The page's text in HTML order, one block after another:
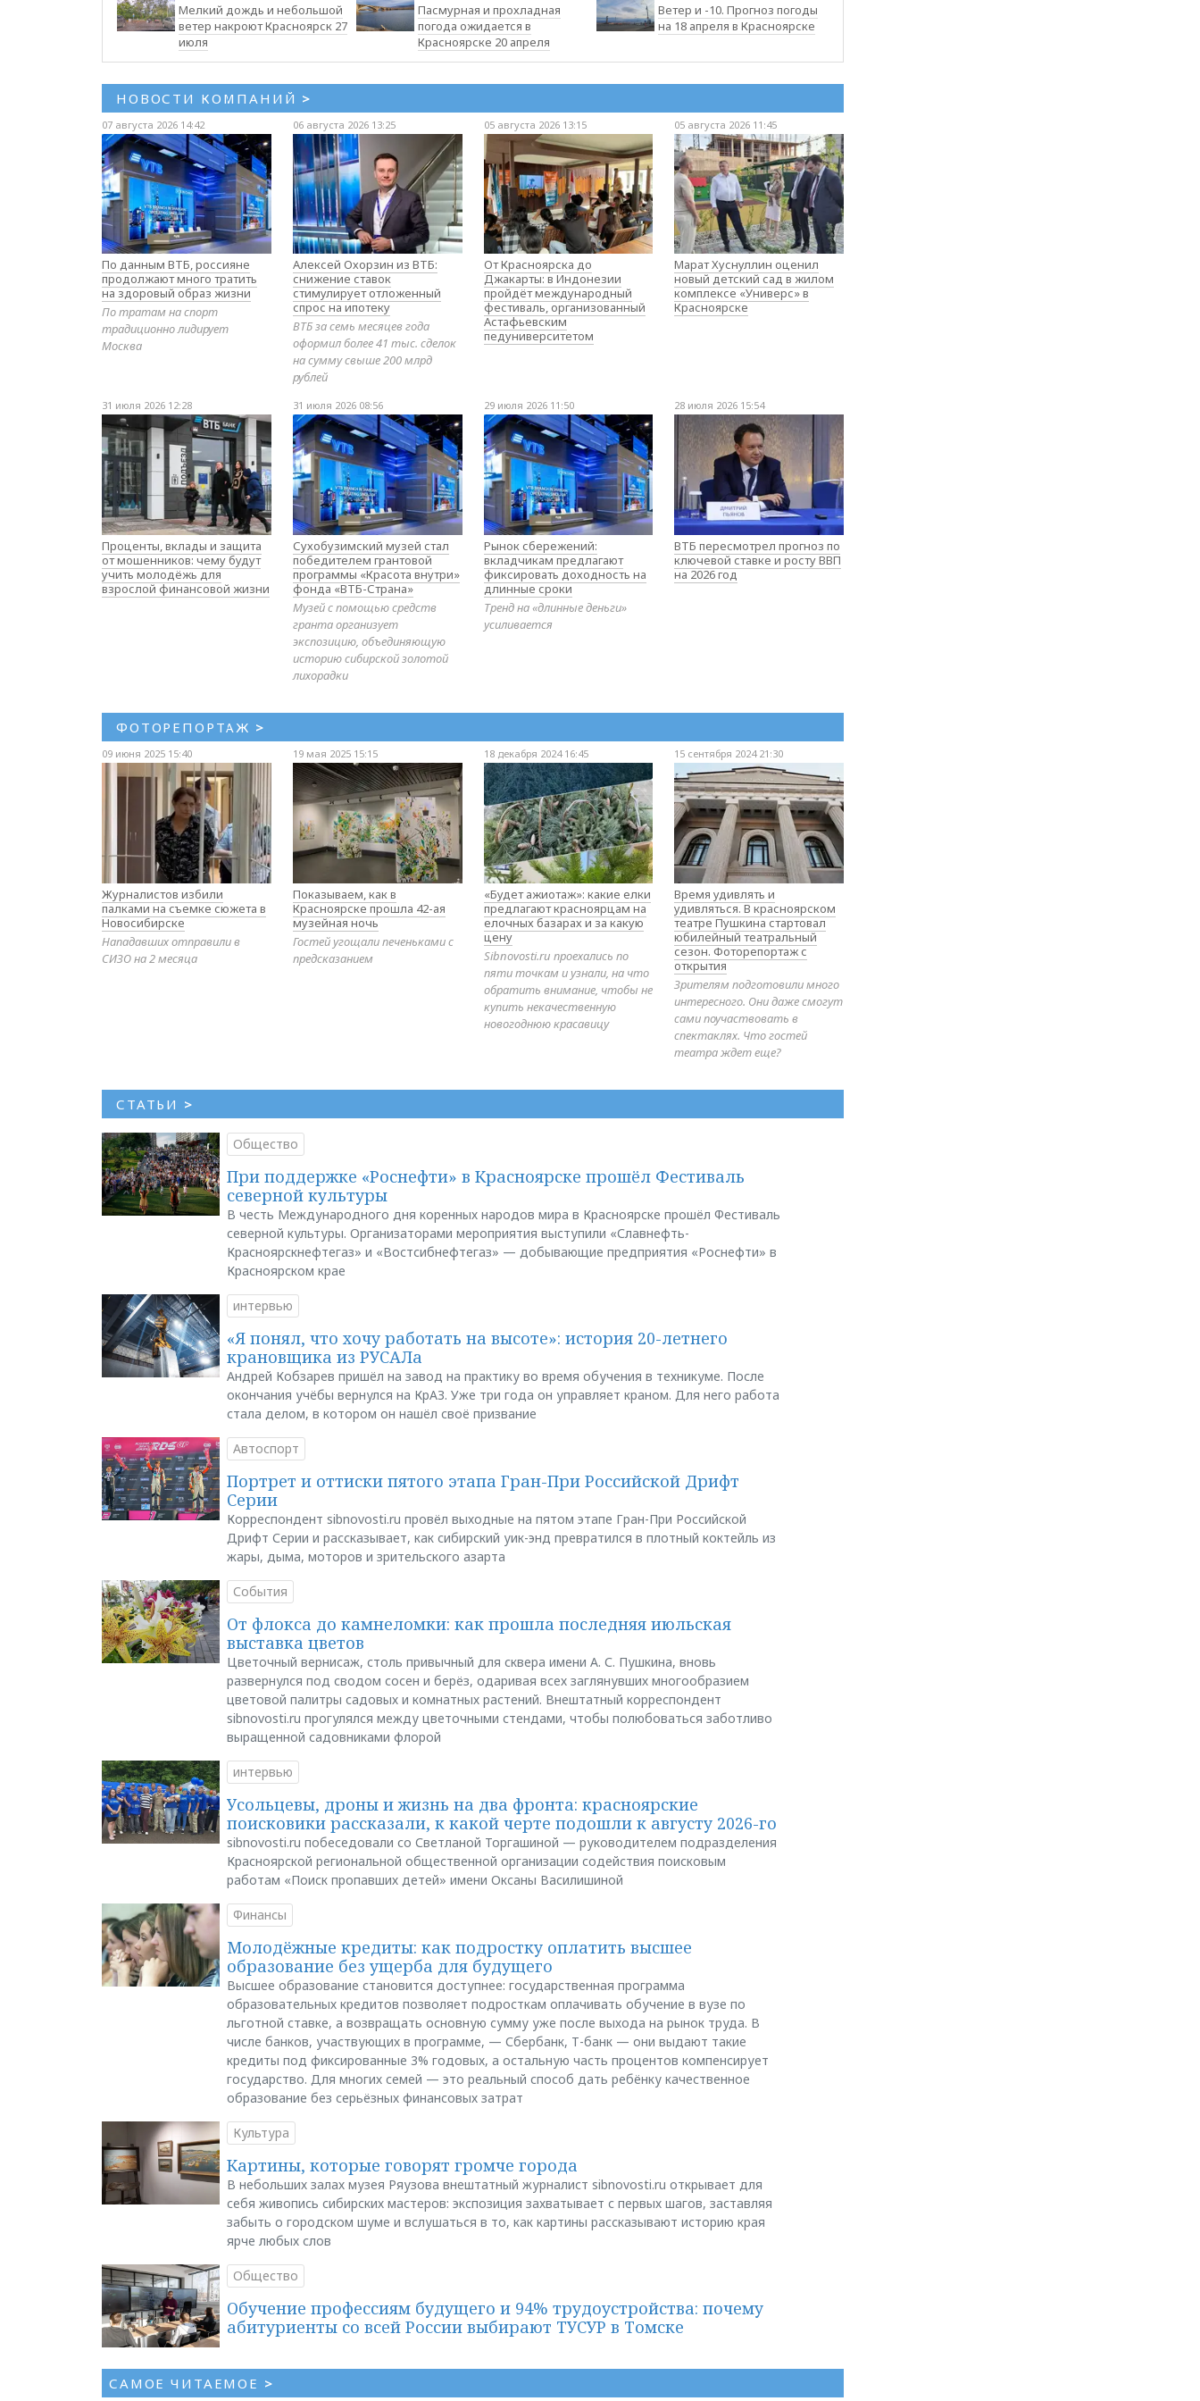
Мелкий дождь и небольшой
ветер накроют Красноярск 27
июля
Пасмурная и прохладная
погода ожидается в
Красноярске 20 апреля
Ветер и -10. Прогноз погоды
на 18 апреля в Красноярске
НОВОСТИ КОМПАНИЙ >
07 августа 2026 14:42
По данным ВТБ, россияне
продолжают много тратить
на здоровый образ жизни
По тратам на спорт
традиционно лидирует
Москва
06 августа 2026 13:25
Алексей Охорзин из ВТБ:
снижение ставок
стимулирует отложенный
спрос на ипотеку
ВТБ за семь месяцев года
оформил более 41 тыс. сделок
на сумму свыше 200 млрд
рублей
05 августа 2026 13:15
От Красноярска до
Джакарты: в Индонезии
пройдёт международный
фестиваль, организованный
Астафьевским
педуниверситетом
05 августа 2026 11:45
Марат Хуснуллин оценил
новый детский сад в жилом
комплексе «Универс» в
Красноярске
31 июля 2026 12:28
Проценты, вклады и защита
от мошенников: чему будут
учить молодёжь для
взрослой финансовой жизни
31 июля 2026 08:56
Сухобузимский музей стал
победителем грантовой
программы «Красота внутри»
фонда «ВТБ-Страна»
Музей с помощью средств
гранта организует
экспозицию, объединяющую
историю сибирской золотой
лихорадки
29 июля 2026 11:50
Рынок сбережений:
вкладчикам предлагают
фиксировать доходность на
длинные сроки
Тренд на «длинные деньги»
усиливается
28 июля 2026 15:54
ВТБ пересмотрел прогноз по
ключевой ставке и росту ВВП
на 2026 год
ФОТОРЕПОРТАЖ >
09 июня 2025 15:40
Журналистов избили
палками на съемке сюжета в
Новосибирске
Нападавших отправили в
СИЗО на 2 месяца
19 мая 2025 15:15
Показываем, как в
Красноярске прошла 42-ая
музейная ночь
Гостей угощали печеньками с
предсказанием
18 декабря 2024 16:45
«Будет ажиотаж»: какие елки
предлагают красноярцам на
елочных базарах и за какую
цену
Sibnovosti.ru проехались по
пяти точкам и узнали, на что
обратить внимание, чтобы не
купить некачественную
новогоднюю красавицу
15 сентября 2024 21:30
Время удивлять и
удивляться. В красноярском
театре Пушкина стартовал
юбилейный театральный
сезон. Фоторепортаж с
открытия
Зрителям подготовили много
интересного. Они даже смогут
сами поучаствовать в
спектаклях. Что гостей
театра ждет еще?
СТАТЬИ >
Общество
При поддержке «Роснефти» в Красноярске прошёл Фестиваль
северной культуры
В честь Международного дня коренных народов мира в Красноярске прошёл Фестиваль
северной культуры. Организаторами мероприятия выступили «Славнефть-
Красноярскнефтегаз» и «Востсибнефтегаз» — добывающие предприятия «Роснефти» в
Красноярском крае
интервью
«Я понял, что хочу работать на высоте»: история 20-летнего
крановщика из РУСАЛа
Андрей Кобзарев пришёл на завод на практику во время обучения в техникуме. После
окончания учёбы вернулся на КрАЗ. Уже три года он управляет краном. Для него работа
стала делом, в котором он нашёл своё призвание
Автоспорт
Портрет и оттиски пятого этапа Гран-При Российской Дрифт
Серии
Корреспондент sibnovosti.ru провёл выходные на пятом этапе Гран-При Российской
Дрифт Серии и рассказывает, как сибирский уик-энд превратился в плотный коктейль из
жары, дыма, моторов и зрительского азарта
События
От флокса до камнеломки: как прошла последняя июльская
выставка цветов
Цветочный вернисаж, столь привычный для сквера имени А. С. Пушкина, вновь
развернулся под сводом сосен и берёз, одаривая всех заглянувших многообразием
цветовой палитры садовых и комнатных растений. Внештатный корреспондент
sibnovosti.ru прогулялся между цветочными стендами, чтобы полюбоваться заботливо
выращенной садовниками флорой
интервью
Усольцевы, дроны и жизнь на два фронта: красноярские
поисковики рассказали, к какой черте подошли к августу 2026-го
sibnovosti.ru побеседовали со Светланой Торгашиной — руководителем подразделения
Красноярской региональной общественной организации содействия поисковым
работам «Поиск пропавших детей» имени Оксаны Василишиной
Финансы
Молодёжные кредиты: как подростку оплатить высшее
образование без ущерба для будущего
Высшее образование становится доступнее: государственная программа
образовательных кредитов позволяет подросткам оплачивать обучение в вузе по
льготной ставке, а возвращать основную сумму уже после выхода на рынок труда. В
числе банков, участвующих в программе, — Сбербанк, Т-банк — они выдают такие
кредиты под фиксированные 3% годовых, а остальную часть процентов компенсирует
государство. Для многих семей — это реальный способ дать ребёнку качественное
образование без серьёзных финансовых затрат
Культура
Картины, которые говорят громче города
В небольших залах музея Ряузова внештатный журналист sibnovosti.ru открывает для
себя живопись сибирских мастеров: экспозиция захватывает с первых шагов, заставляя
забыть о городском шуме и вслушаться в то, как картины рассказывают историю края
ярче любых слов
Общество
Обучение профессиям будущего и 94% трудоустройства: почему
абитуриенты со всей России выбирают ТУСУР в Томске
САМОЕ ЧИТАЕМОЕ >